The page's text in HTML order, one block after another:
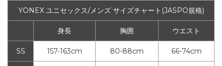
YONEX ユニセックス/メンズ サイズチャート(JASPO規格)
身長 胸囲 ウエスト
SS 157-163cm 80-88cm 66-74cm